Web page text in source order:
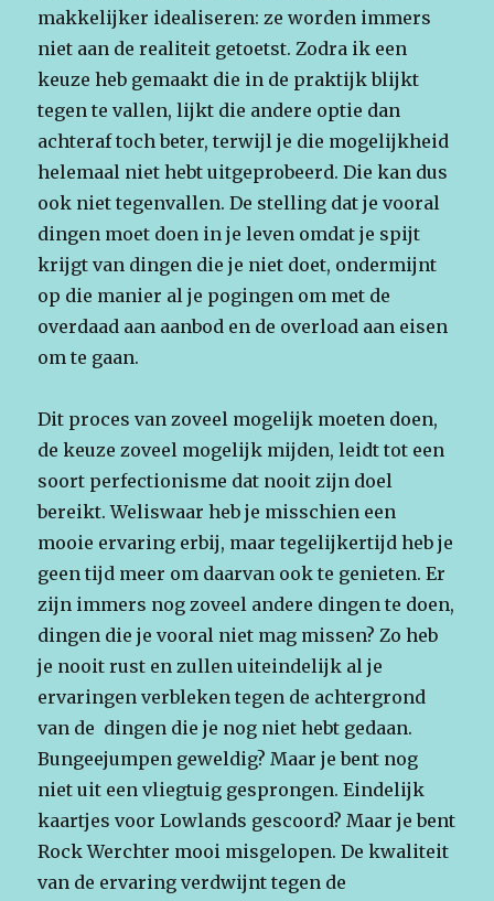
makkelijker idealiseren: ze worden immers
niet aan de realiteit getoetst. Zodra ik een
keuze heb gemaakt die in de praktijk blijkt
tegen te vallen, lijkt die andere optie dan
achteraf toch beter, terwijl je die mogelijkheid
helemaal niet hebt uitgeprobeerd. Die kan dus
ook niet tegenvallen. De stelling dat je vooral
dingen moet doen in je leven omdat je spijt
krijgt van dingen die je niet doet, ondermijnt
op die manier al je pogingen om met de
overdaad aan aanbod en de overload aan eisen
om te gaan.
Dit proces van zoveel mogelijk moeten doen,
de keuze zoveel mogelijk mijden, leidt tot een
soort perfectionisme dat nooit zijn doel
bereikt. Weliswaar heb je misschien een
mooie ervaring erbij, maar tegelijkertijd heb je
geen tijd meer om daarvan ook te genieten. Er
zijn immers nog zoveel andere dingen te doen,
dingen die je vooral niet mag missen? Zo heb
je nooit rust en zullen uiteindelijk al je
ervaringen verbleken tegen de achtergrond
van de dingen die je nog niet hebt gedaan.
Bungeejumpen geweldig? Maar je bent nog
niet uit een vliegtuig gesprongen. Eindelijk
kaartjes voor Lowlands gescoord? Maar je bent
Rock Werchter mooi misgelopen. De kwaliteit
van de ervaring verdwijnt tegen de